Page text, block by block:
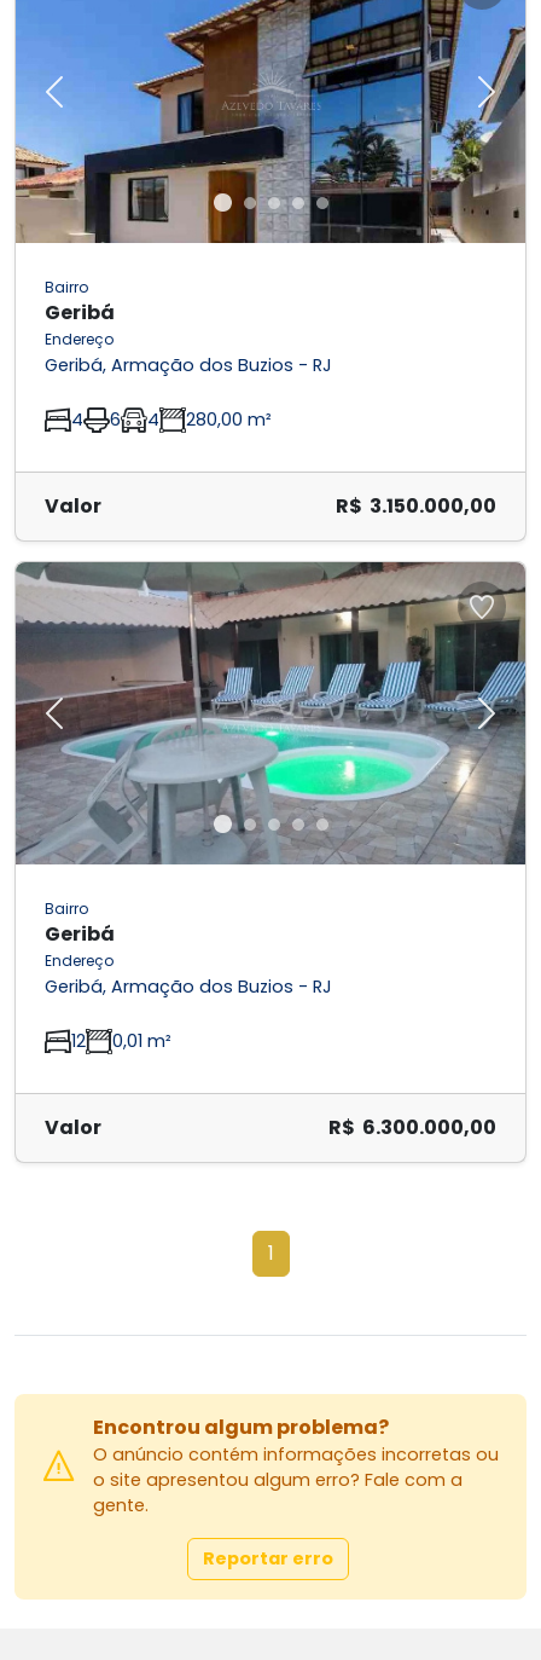
Previous Next
Bairro
Geribá
Endereço
Geribá, Armação dos Buzios - RJ
4 6 4 280,00 m²
Valor R$ 3.150.000,00
Previous Next
Bairro
Geribá
Endereço
Geribá, Armação dos Buzios - RJ
12 0,01 m²
Valor R$ 6.300.000,00
1
Encontrou algum problema?
O anúncio contém informações incorretas ou
o site apresentou algum erro? Fale com a
gente.
Reportar erro